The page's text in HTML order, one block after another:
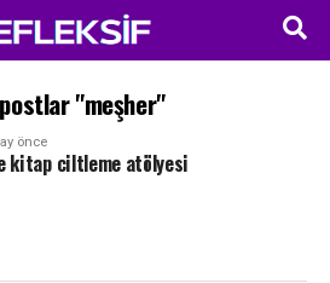
"meşher"
önce
kitap ciltleme atölyesi